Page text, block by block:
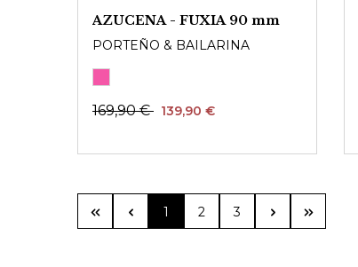
AZUCENA - FUXIA 90 mm
PORTEÑO & BAILARINA
169,90 € 139,90 €
Seite
1 Seite
2 Seite
3